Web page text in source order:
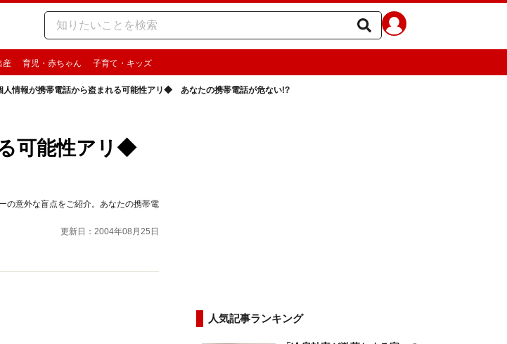
産 育児・赤ちゃん 子育て・キッズ
人情報が携帯電話から盗まれる可能性アリ◆ あなたの携帯電話が危ない!?
る可能性アリ◆
の意外な盲点をご紹介。あなたの携帯電
更新日：2004年08月25日
人気記事ランキング